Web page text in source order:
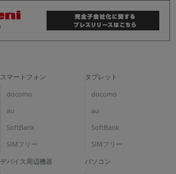
スマートフォン
docomo
au
SoftBank
SIMフリー
タブレット
docomo
au
SoftBank
SIMフリー
デバイス周辺機器 パソコン